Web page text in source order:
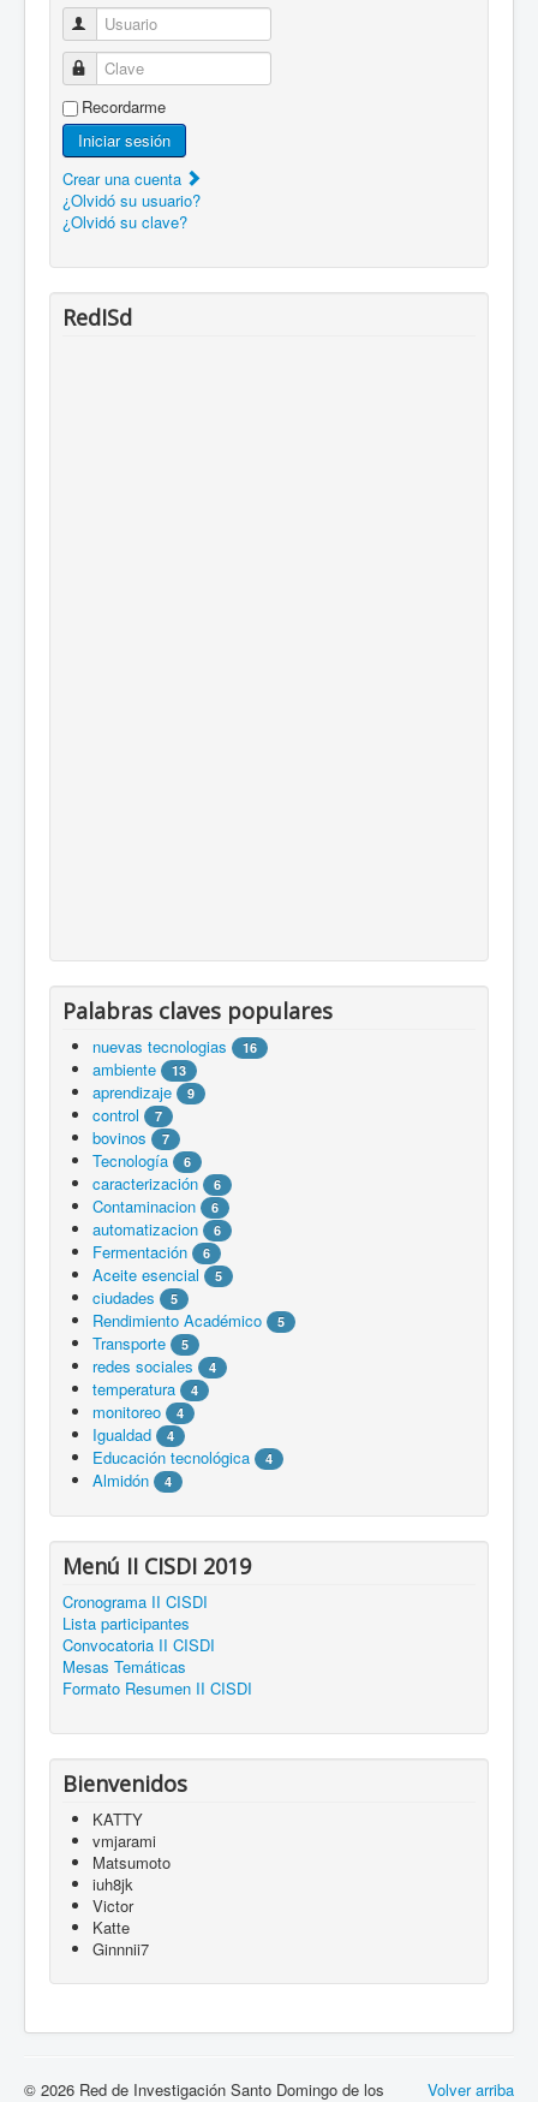
Usuario
Clave
Recordarme
Iniciar sesión
Crear una cuenta
¿Olvidó su usuario?
¿Olvidó su clave?
RedISd
Palabras claves populares
nuevas tecnologias 16
ambiente 13
aprendizaje 9
control 7
bovinos 7
Tecnología 6
caracterización 6
Contaminacion 6
automatizacion 6
Fermentación 6
Aceite esencial 5
ciudades 5
Rendimiento Académico 5
Transporte 5
redes sociales 4
temperatura 4
monitoreo 4
Igualdad 4
Educación tecnológica 4
Almidón 4
Menú II CISDI 2019
Cronograma II CISDI
Lista participantes
Convocatoria II CISDI
Mesas Temáticas
Formato Resumen II CISDI
Bienvenidos
KATTY
vmjarami
Matsumoto
iuh8jk
Victor
Katte
Ginnnii7
Volver arriba
© 2026 Red de Investigación Santo Domingo de los